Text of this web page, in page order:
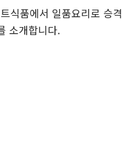
식품에서 일품요리로 승격
소개합니다.